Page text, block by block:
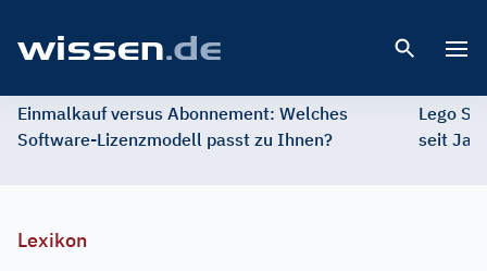
Einmalkauf versus Abonnement: Welches
Software-Lizenzmodell passt zu Ihnen?
Lego
seit
Lexikon